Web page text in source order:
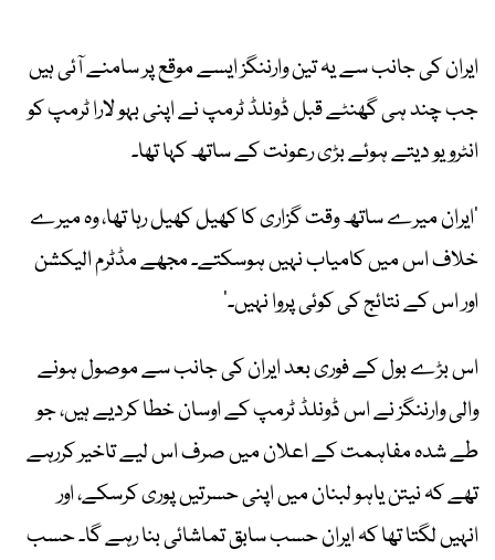
ایران کی جانب سے یہ تین وارننگز ایسے موقع پر سامنے آئی ہیں
جب چند ہی گھنٹے قبل ڈونلڈ ٹرمپ نے اپنی بہو لارا ٹرمپ کو
انٹرویو دیتے ہوئے بڑی رعونت کے ساتھ کہا تھا۔
’ایران میرے ساتھ وقت گزاری کا کھیل کھیل رہا تھا، وہ میرے
خلاف اس میں کامیاب نہیں ہوسکتے۔ مجھے مڈٹرم الیکشن
اور اس کے نتائج کی کوئی پروا نہیں۔‘
اس بڑے بول کے فوری بعد ایران کی جانب سے موصول ہونے
والی وارننگز نے اس ڈونلڈ ٹرمپ کے اوسان خطا کردیے ہیں، جو
طے شدہ مفاہمت کے اعلان میں صرف اس لیے تاخیر کررہے
تھے کہ نیتن یاہو لبنان میں اپنی حسرتیں پوری کرسکے، اور
انہیں لگتا تھا کہ ایران حسب سابق تماشائی بنا رہے گا۔ حسب